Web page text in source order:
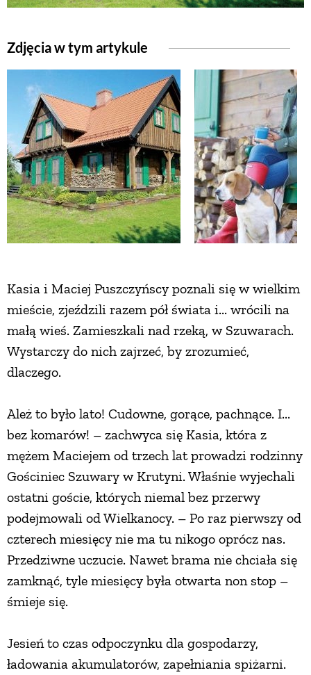
Zdjęcia w tym artykule
Kasia i Maciej Puszczyńscy poznali się w wielkim
mieście, zjeździli razem pół świata i... wrócili na
małą wieś. Zamieszkali nad rzeką, w Szuwarach.
Wystarczy do nich zajrzeć, by zrozumieć,
dlaczego.
Ależ to było lato! Cudowne, gorące, pachnące. I...
bez komarów! – zachwyca się Kasia, która z
mężem Maciejem od trzech lat prowadzi rodzinny
Gościniec Szuwary w Krutyni. Właśnie wyjechali
ostatni goście, których niemal bez przerwy
podejmowali od Wielkanocy. – Po raz pierwszy od
czterech miesięcy nie ma tu nikogo oprócz nas.
Przedziwne uczucie. Nawet brama nie chciała się
zamknąć, tyle miesięcy była otwarta non stop –
śmieje się.
Jesień to czas odpoczynku dla gospodarzy,
ładowania akumulatorów, zapełniania spiżarni.